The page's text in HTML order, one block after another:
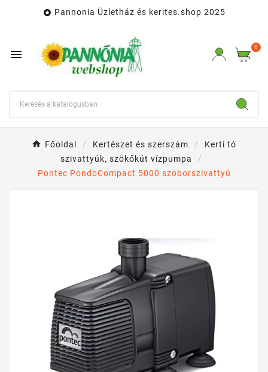
 Pannonia Üzletház és kerites.shop 2025

0
Főoldal Kertészet és szerszám
Kerti tó
szivattyúk, szökőkút vízpumpa
Pontec PondoCompact 5000 szoborszivattyú